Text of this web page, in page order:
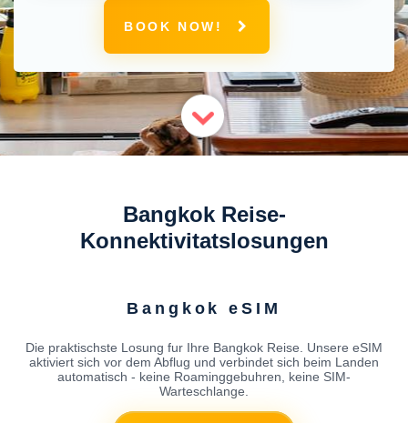
BOOK NOW!
Bangkok Reise-
Konnektivitatslosungen
Bangkok eSIM
Die praktischste Losung fur Ihre Bangkok Reise. Unsere eSIM
aktiviert sich vor dem Abflug und verbindet sich beim Landen
automatisch - keine Roaminggebuhren, keine SIM-
Warteschlange.